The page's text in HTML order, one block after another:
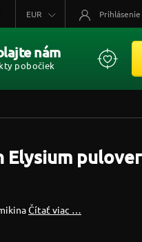
Elysium pulover
Čítať viac …
EUR Prihlásenie
nám
pobočiek